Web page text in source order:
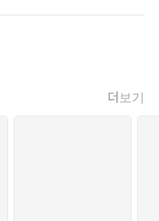
더보기